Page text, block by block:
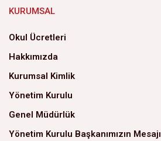
KURUMSAL
Okul Ücretleri
Hakkımızda
Kurumsal Kimlik
Yönetim Kurulu
Genel Müdürlük
Yönetim Kurulu Başkanımızın Mesajı